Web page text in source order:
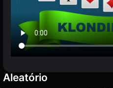
Aleatório